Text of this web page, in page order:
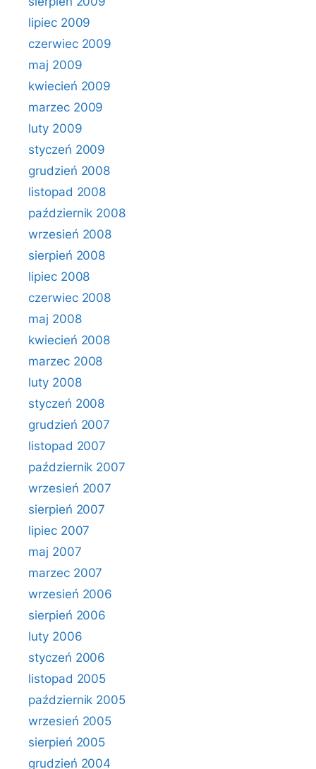
lipiec 2009
czerwiec 2009
maj 2009
kwiecień 2009
marzec 2009
luty 2009
styczeń 2009
grudzień 2008
listopad 2008
październik 2008
wrzesień 2008
sierpień 2008
lipiec 2008
czerwiec 2008
maj 2008
kwiecień 2008
marzec 2008
luty 2008
styczeń 2008
grudzień 2007
listopad 2007
październik 2007
wrzesień 2007
sierpień 2007
lipiec 2007
maj 2007
marzec 2007
wrzesień 2006
sierpień 2006
luty 2006
styczeń 2006
listopad 2005
październik 2005
wrzesień 2005
sierpień 2005
grudzień 2004